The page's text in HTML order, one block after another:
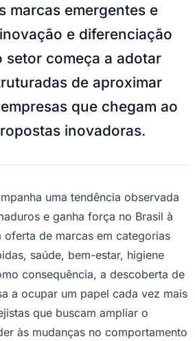
marcas emergentes e
e diferenciação
setor começa a adotar
de aproximar
que chegam ao
inovadoras.
uma tendência observada
e ganha força no Brasil à
oferta de marcas em categorias
saúde, bem-estar, higiene
consequência, a descoberta de
a ocupar um papel cada vez mais
que buscam ampliar o
às mudanças no comportamento